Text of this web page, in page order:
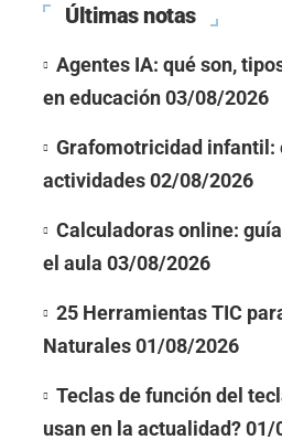
Últimas notas
Agentes IA: qué son,
en educación03/08/2026
Grafomotricidad infantil:
actividades02/08/2026
Calculadoras online:
el aula 03/08/2026
25 Herramientas TIC
Naturales01/08/2026
Teclas de función del
usan en la actualidad?01/